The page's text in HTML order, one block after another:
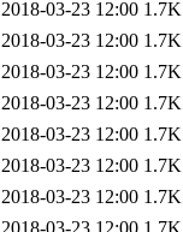
2018-03-23 12:00 1.7K
2018-03-23 12:00 1.7K
2018-03-23 12:00 1.7K
2018-03-23 12:00 1.7K
2018-03-23 12:00 1.7K
2018-03-23 12:00 1.7K
2018-03-23 12:00 1.7K